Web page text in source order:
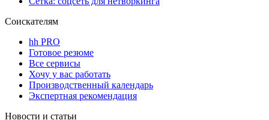
Соискателям
hh PRO
Готовое резюме
Все сервисы
Хочу у вас работать
Производственный календарь
Экспертная рекомендация
Новости и статьи